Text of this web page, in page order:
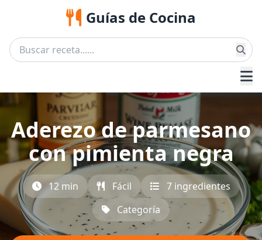
Guías de Cocina
Aderezo de parmesano
con pimienta negra
12 min Fácil
7 ingredientes
Categoría